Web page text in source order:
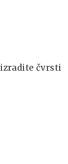
čvrsti